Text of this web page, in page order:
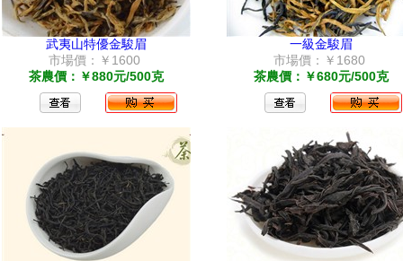
武夷山特優金駿眉
市場價：￥1600
茶農價：￥880元/500克
一級金駿眉
市場價：￥1680
茶農價：￥680元/500克